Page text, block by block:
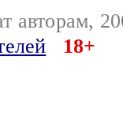
авторам,
18+